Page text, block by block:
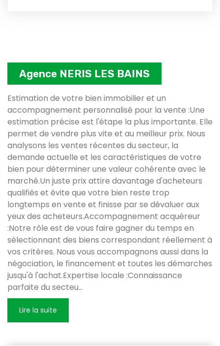
Agence NERIS LES BAINS
Estimation de votre bien immobilier et un
accompagnement personnalisé pour la vente :Une
estimation précise est l'étape la plus importante. Elle
permet de vendre plus vite et au meilleur prix. Nous
analysons les ventes récentes du secteur, la
demande actuelle et les caractéristiques de votre
bien pour déterminer une valeur cohérente avec le
marché.Un juste prix attire davantage d'acheteurs
qualifiés et évite que votre bien reste trop
longtemps en vente et finisse par se dévaluer aux
yeux des acheteurs.Accompagnement acquéreur
:Notre rôle est de vous faire gagner du temps en
sélectionnant des biens correspondant réellement à
vos critères. Nous vous accompagnons aussi dans la
négociation, le financement et toutes les démarches
jusqu'à l'achat.Expertise locale :Connaissance
parfaite du secteu...